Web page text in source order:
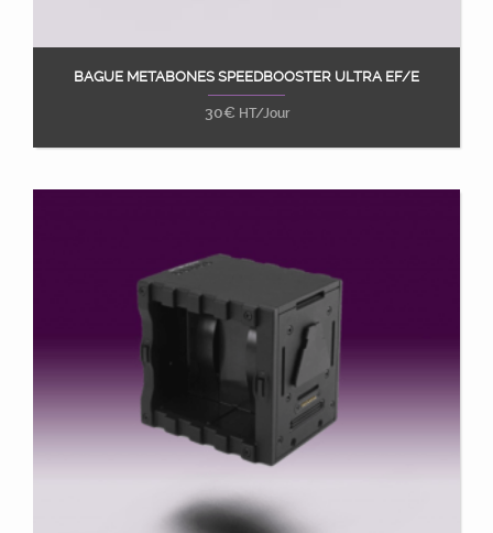
Ajouter au panier
BAGUE METABONES SPEEDBOOSTER ULTRA EF/E
30€ HT/Jour